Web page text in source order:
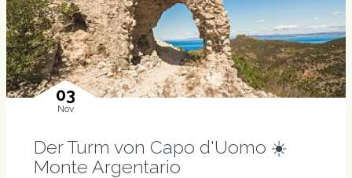
03
Nov
Der Turm von Capo d'Uomo ☀️
Monte Argentario